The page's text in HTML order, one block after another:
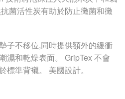
菌活性炭有助於防止黴菌和黴
子不移位,同時提供額外的緩衝
濕和乾燥表面。 GripTex 不會
標準背襯。 美國設計。